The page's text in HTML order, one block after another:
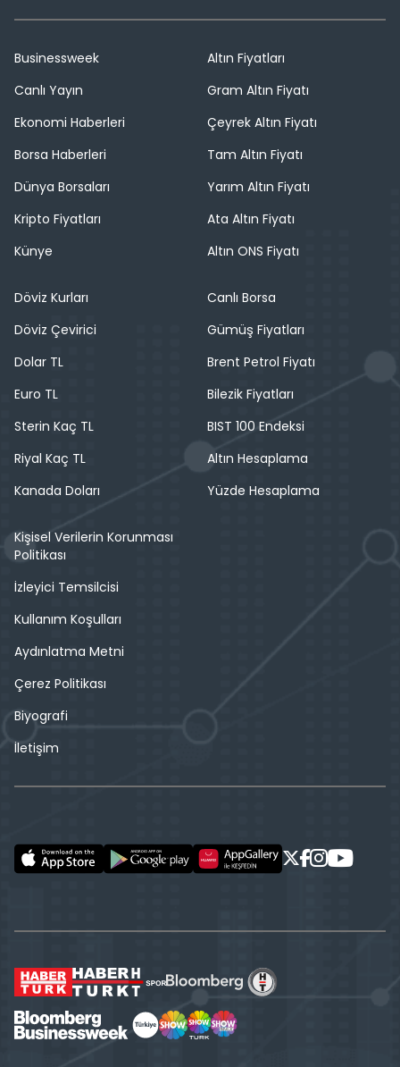
Businessweek
Canlı Yayın
Ekonomi Haberleri
Borsa Haberleri
Dünya Borsaları
Kripto Fiyatları
Künye
Altın Fiyatları
Gram Altın Fiyatı
Çeyrek Altın Fiyatı
Tam Altın Fiyatı
Yarım Altın Fiyatı
Ata Altın Fiyatı
Altın ONS Fiyatı
Döviz Kurları
Döviz Çevirici
Dolar TL
Euro TL
Sterin Kaç TL
Riyal Kaç TL
Kanada Doları
Canlı Borsa
Gümüş Fiyatları
Brent Petrol Fiyatı
Bilezik Fiyatları
BIST 100 Endeksi
Altın Hesaplama
Yüzde Hesaplama
Kişisel Verilerin Korunması
Politikası
İzleyici Temsilcisi
Kullanım Koşulları
Aydınlatma Metni
Çerez Politikası
Biyografi
İletişim